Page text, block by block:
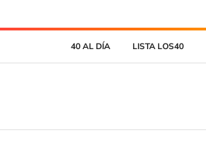
40 AL DÍA LISTA LOS40